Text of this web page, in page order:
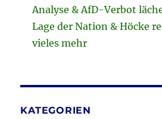
Analyse & AfD-Verbot
Lage der Nation & Höcke
vieles mehr
KATEGORIEN